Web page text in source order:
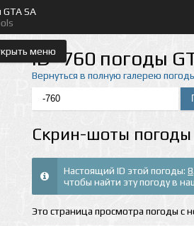
меню
SA
ID -760 погоды
Вернуться в полную галерею
Скрин-шоты погоды
Настоящий ID этой погоды: 8
чтобы найти эту погоду в
Это страница просмотра погоды